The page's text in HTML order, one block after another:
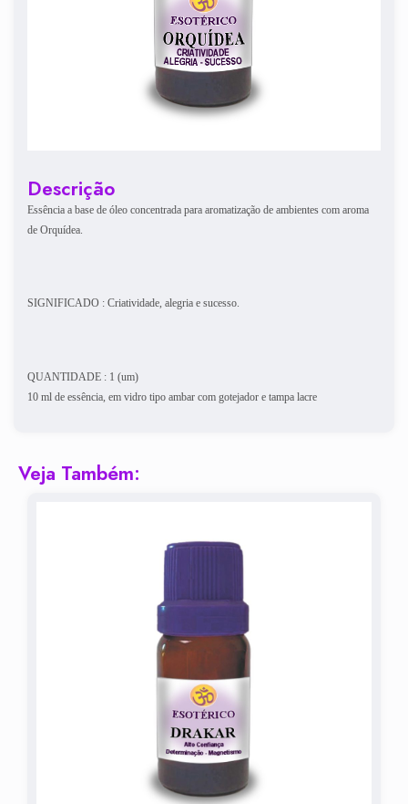
Descrição
Essência a base de óleo concentrada para aromatização de ambientes com aroma
de Orquídea.
SIGNIFICADO : Criatividade, alegria e sucesso.
QUANTIDADE : 1 (um)
10 ml de essência, em vidro tipo ambar com gotejador e tampa lacre
Veja Também: